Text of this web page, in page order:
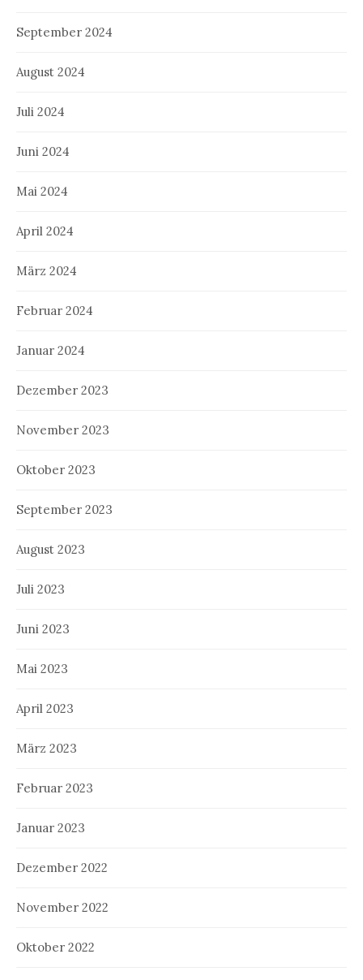
September 2024
August 2024
Juli 2024
Juni 2024
Mai 2024
April 2024
März 2024
Februar 2024
Januar 2024
Dezember 2023
November 2023
Oktober 2023
September 2023
August 2023
Juli 2023
Juni 2023
Mai 2023
April 2023
März 2023
Februar 2023
Januar 2023
Dezember 2022
November 2022
Oktober 2022